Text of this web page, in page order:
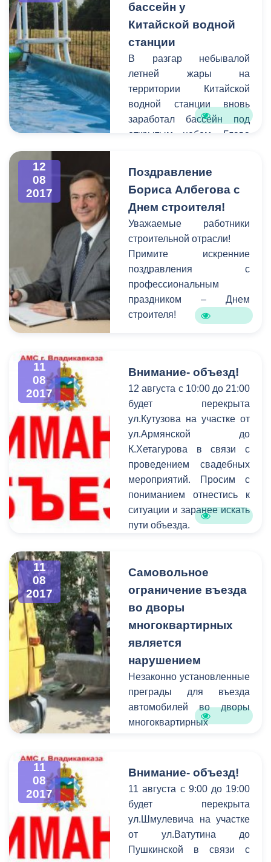
организаций.
бассейн у
Китайской водной
станции
В разгар небывалой
летней жары на
территории Китайской
водной станции вновь
заработал бассейн под
открытым небом. Глава
Владикавказ Борис
Албегов дал поручение
восстановить водный
объект для того, чтобы
владикавказцы имели
дополнительную
возможность для
проведения досуга и
отдыха в летнее время.
12
08
2017
Поздравление
Бориса Албегова с
Днем строителя!
Уважаемые работники
строительной отрасли!
Примите искренние
поздравления с
профессиональным
праздником – Днем
строителя!
11
08
2017
Внимание- объезд!
12 августа с 10:00 до 21:00
будет перекрыта
ул.Кутузова на участке от
ул.Армянской до
К.Хетагурова в связи с
проведением свадебных
мероприятий. Просим с
пониманием отнестись к
ситуации и заранее искать
пути объезда.
11
08
2017
Самовольное
ограничение въезда
во дворы
многоквартирных
является
нарушением
Незаконно установленные
преграды для въезда
автомобилей во дворы
многоквартирных
доступу
специализированных
машин экстренных служб.
11
08
2017
Внимание- объезд!
11 августа с 9:00 до 19:00
будет перекрыта
ул.Шмулевича на участке
от ул.Ватутина до
Пушкинской в связи с